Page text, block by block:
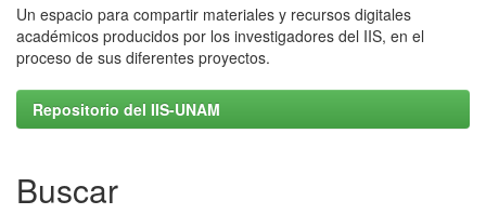
Un espacio para compartir materiales y recursos digitales
académicos producidos por los investigadores del IIS, en el
proceso de sus diferentes proyectos.
Repositorio del IIS-UNAM
Buscar